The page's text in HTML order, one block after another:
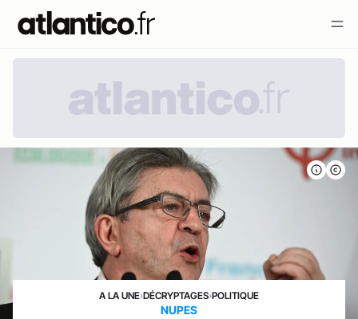
A LA UNE›DÉCRYPTAGES›POLITIQUE
NUPES